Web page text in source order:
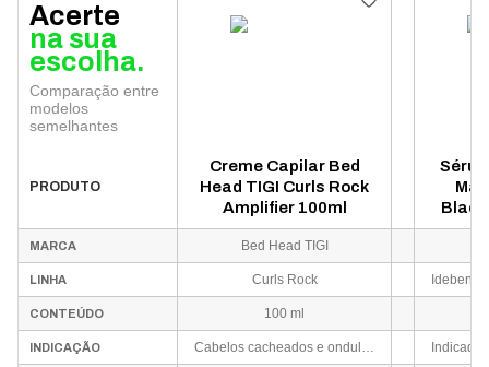
Acerte
na sua
escolha.
Comparação entre
modelos
semelhantes
PRODUTO
Creme Capilar Bed
Head TIGI Curls Rock
Amplifier 100ml
MARCA Bed Head TIGI
LINHA Curls Rock
CONTEÚDO 100 ml
INDICAÇÃO Cabelos cacheados e ondulados que necessitam de definição, controle de textura e fixação